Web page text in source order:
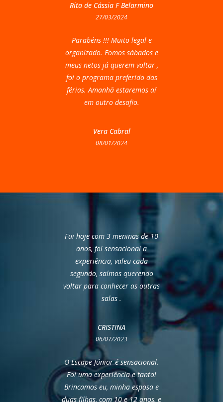
Rita de Cássia F Belarmino
27/03/2024
Parabéns !!! Muito legal e
organizado. Fomos sábados e
meus netos já querem voltar ,
foi o programa preferido das
férias. Amanhã estaremos aí
em outro desafio.
Vera Cabral
08/01/2024
Fui hoje com 3 meninas de 10
anos, foi sensacional a
experiência, valeu cada
segundo, saímos querendo
voltar para conhecer as outras
salas .
CRISTINA
06/07/2023
O Escape Júnior é sensacional.
Foi uma experiência e tanto!
Brincamos eu, minha esposa e
duas filhas, com 10 e 12 anos, e